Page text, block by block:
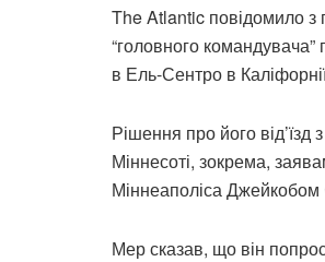
The Atlantic повідомило з
“головного
в Ель-Сентро в
Рішення про його
Міннесоті, зокрема,
Міннеаполіса
Мер сказав, що він